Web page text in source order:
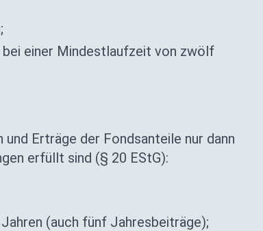
einer Mindestlaufzeit von zwölf
Erträge der Fondsanteile nur dann
erfüllt sind (§ 20 EStG):
(auch fünf Jahresbeiträge);